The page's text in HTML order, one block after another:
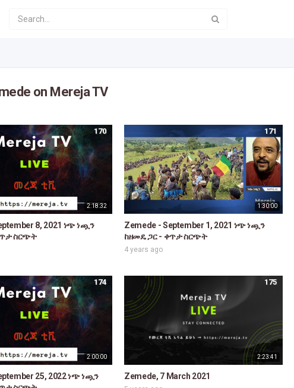
on Mereja TV
2:18:32
170
8, 2021 ነጭ ነጯን
ስርጭት
1:30:00
171
Zemede - September 1, 2021 ነጭ ነጯን
ከዘመዴ ጋር - ቀጥታ ስርጭት
4 years ago
2:00:00
174
25, 2022 ነጭ ነጯን
2:23:41
175
Zemede, 7 March 2021